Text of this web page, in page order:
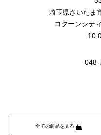
埼玉県さいたま
コクーンシ
048-
全ての商品を見る